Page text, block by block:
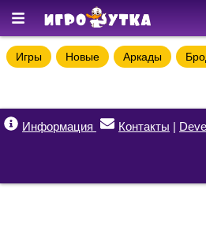
Игры Новые Аркады
Информация Контакты |